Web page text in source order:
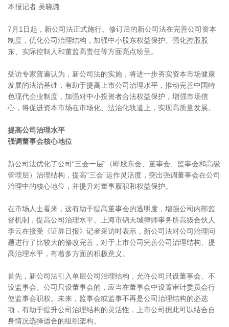
本报记者 吴晓璐
7月1日起，新公司法正式施行。修订后的新公司法在完善公司资本
制度，优化公司治理结构，加强中小股东权益保护、强化控股股
东、实际控制人和董监高责任等方面亮点纷呈。
受访专家普遍认为，新公司法的实施，将进一步夯实资本市场健康
发展的法治基础，有助于提高上市公司治理水平，推动完善中国特
色现代企业制度，加强对中小投资者合法权益保护，增强市场信
心，将促进资本市场在市场化、法治化轨道上，实现高质量发展。
提高公司治理水平
强调董事会核心地位
新公司法优化了公司“三会一层”（即股东会、董事会、监事会和高级
管理层）治理结构，提高“三会”运作灵活度，突出强调董事会在公司
治理中的核心地位，并提升对董事履职和权益保护。
在市场人士看来，这有助于提高董事会的透明度，增强公司内部监
督机制，提高公司治理水平。上海市锦天城律师事务所高级合伙人
李云在接受《证券日报》记者采访时表示，新公司法对公司治理问
题进行了比较大的修改完善，对于上市公司完善公司治理结构、提
高治理水平，有着多方面的积极意义。
首先，新公司法引入单层公司治理结构，允许公司只设董事会、不
设监事会。公司只设董事会的，应当在董事会中设置审计委员会行
使监事会职权。未来，监事会或监事不再是公司治理结构的必选
项，有助于提升公司治理结构的灵活性，上市公司据此可以结合自
身情况选择适合的组织架构。